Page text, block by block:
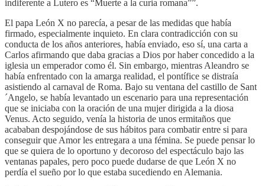
indiferente a Lutero es “Muerte a la curia romana””.
El papa León X no parecía, a pesar de las medidas que había
firmado, especialmente inquieto. En clara contradicción con su
conducta de los años anteriores, había enviado, eso sí, una carta a
Carlos afirmando que daba gracias a Dios por haber concedido a la
iglesia un emperador como él. Sin embargo, mientras Aleandro se
había enfrentado con la amarga realidad, el pontífice se distraía
asistiendo al carnaval de Roma. Bajo su ventana del castillo de Sant
´Angelo, se había levantado un escenario para una representación
que se iniciaba con la oración de una mujer dirigida a la diosa
Venus. Acto seguido, venía la historia de unos ermitaños que
acababan despojándose de sus hábitos para combatir entre si para
conseguir que Amor les entregara a una fémina. Se puede pensar lo
que se quiera de lo oportuno y decoroso del espectáculo bajo las
ventanas papales, pero poco puede dudarse de que León X no
perdía el sueño por lo que estaba sucediendo en Alemania.